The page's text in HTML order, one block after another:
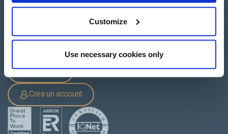
Customize
Use necessary cookies only
+39 0694 806 334
Accesso
Crea un account